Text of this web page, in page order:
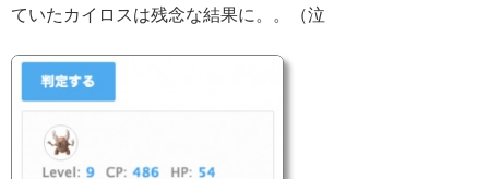
ていたカイロスは残念な結果に。。（泣